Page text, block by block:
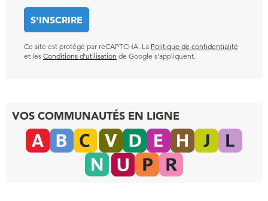
Ce site est protégé par reCAPTCHA. La Politique de confidentialité
et les Conditions d’utilisation de Google s’appliquent.
VOS COMMUNAUTÉS EN LIGNE